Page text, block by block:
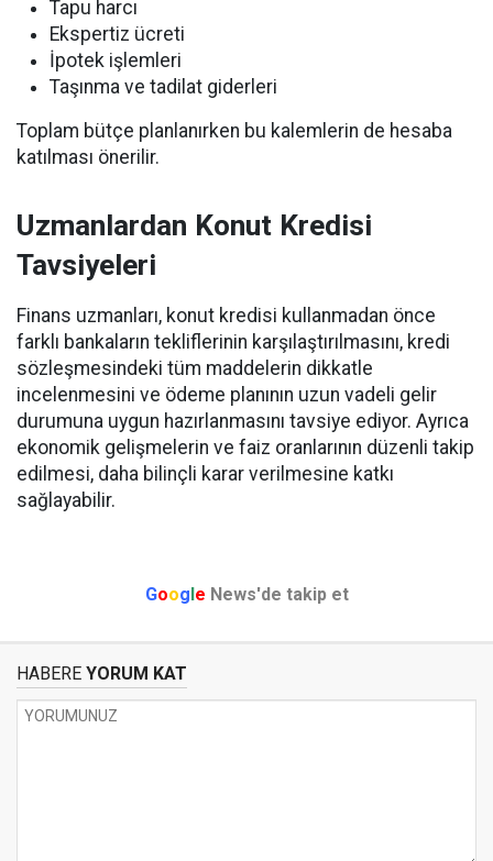
Tapu harcı
Ekspertiz ücreti
İpotek işlemleri
Taşınma ve tadilat giderleri
Toplam bütçe planlanırken bu kalemlerin de hesaba
katılması önerilir.
Uzmanlardan Konut Kredisi
Tavsiyeleri
Finans uzmanları, konut kredisi kullanmadan önce
farklı bankaların tekliflerinin karşılaştırılmasını, kredi
sözleşmesindeki tüm maddelerin dikkatle
incelenmesini ve ödeme planının uzun vadeli gelir
durumuna uygun hazırlanmasını tavsiye ediyor. Ayrıca
ekonomik gelişmelerin ve faiz oranlarının düzenli takip
edilmesi, daha bilinçli karar verilmesine katkı
sağlayabilir.
Google News'de takip et
HABERE YORUM KAT